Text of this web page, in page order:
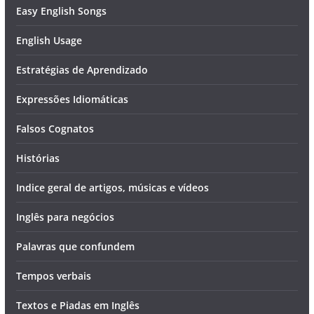
Easy English Songs
English Usage
Estratégias de Aprendizado
Expressões Idiomáticas
Falsos Cognatos
Histórias
Indice geral de artigos, músicas e vídeos
Inglês para negócios
Palavras que confundem
Tempos verbais
Textos e Piadas em Inglês